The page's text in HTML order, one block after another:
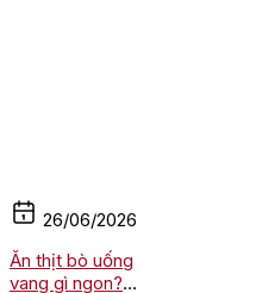
26/06/2026
Ăn thịt bò uống
vang gì ngon?